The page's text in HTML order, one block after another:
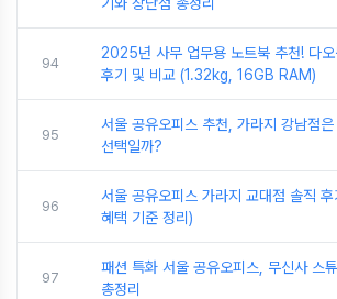
94
2025년 사무 업무용 노트북 추천! 다
후기 및 비교 (1.32kg, 16GB RAM)
95
서울 공유오피스 추천, 가라지 강남점
선택일까?
96
서울 공유오피스 가라지 교대점 솔직
혜택 기준 정리)
97
패션 특화 서울 공유오피스, 무신사 스
총정리